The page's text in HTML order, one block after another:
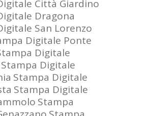
Città Giardino
Dragona
San Lorenzo
Digitale Ponte
Digitale
Stampa Digitale
Stampa Digitale
Stampa Digitale
Stampa